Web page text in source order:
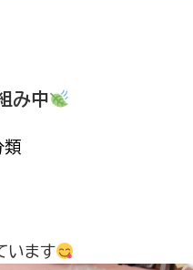
み中
類
います